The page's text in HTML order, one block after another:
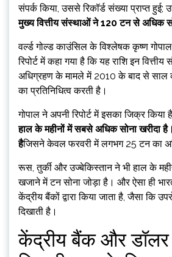
संपर्क किया, उससे रिकॉर्ड संख्या प्राप्त
मुख्य वित्तीय संस्थाओं ने 120 टन से अधिक
वर्ल्ड गोल्ड काउंसिल के विश्लेषक कृष्ण गोपाल
रिपोर्ट में कहा गया है कि यह राशि इन वित्तीय
अधिग्रहण के मामले में 2010 के बाद से
का प्रतिनिधित्व करती है।
गोपाल ने अपनी रिपोर्ट में इसका जिक्र किया
हाल के महीनों में सबसे अधिक सोना खरीदा
हैजिसने केवल फरवरी में लगभग 25 टन का
रूस, तुर्की और उज्बेकिस्तान ने भी हाल के
खजाने में टन सोना जोड़ा है। और ऐसा ही
केंद्रीय बैंकों द्वारा किया जाता है, जैसा कि
दिखाती है।
केंद्रीय बैंक और